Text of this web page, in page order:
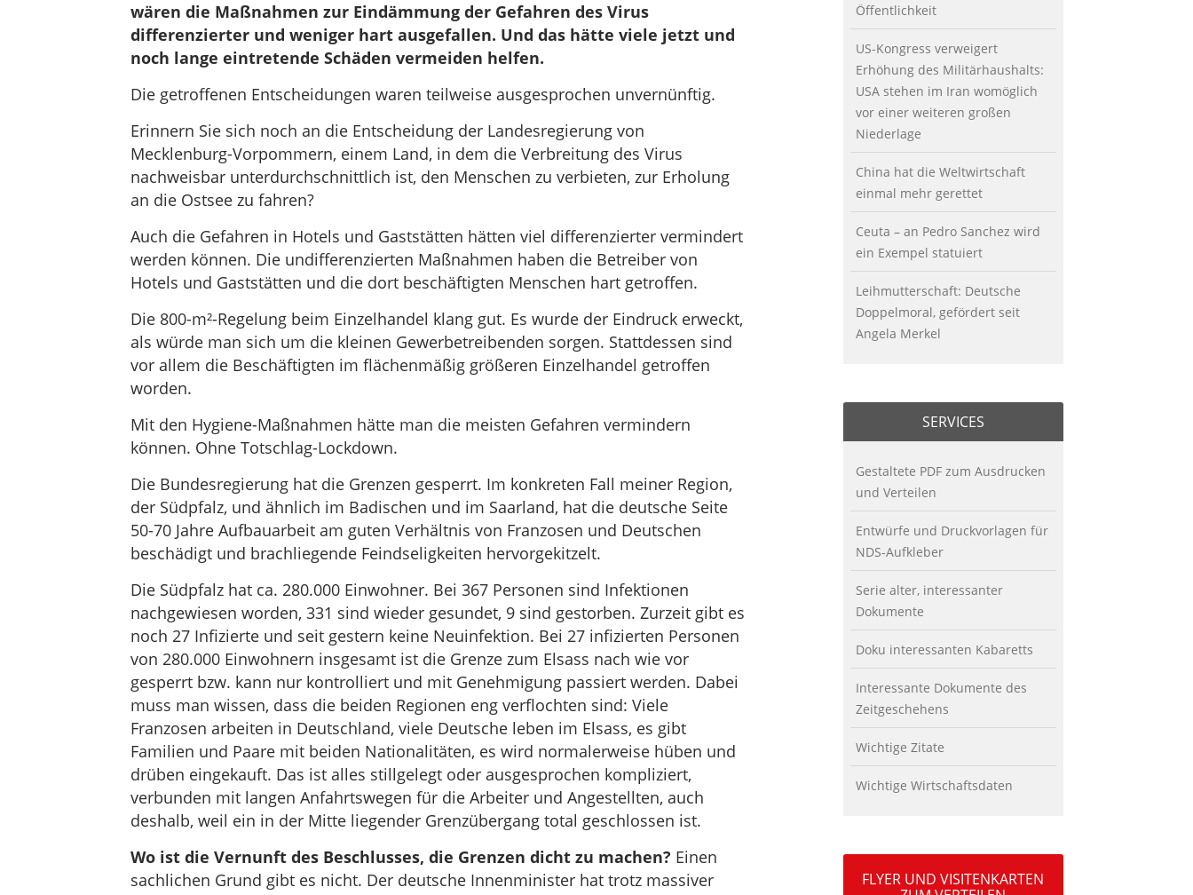
wären die Maßnahmen zur Eindämmung der Gefahren des Virus
differenzierter und weniger hart ausgefallen. Und das hätte viele jetzt und
noch lange eintretende Schäden vermeiden helfen.
Die getroffenen Entscheidungen waren teilweise ausgesprochen unvernünftig.
Erinnern Sie sich noch an die Entscheidung der Landesregierung von
Mecklenburg-Vorpommern, einem Land, in dem die Verbreitung des Virus
nachweisbar unterdurchschnittlich ist, den Menschen zu verbieten, zur Erholung
an die Ostsee zu fahren?
Auch die Gefahren in Hotels und Gaststätten hätten viel differenzierter vermindert
werden können. Die undifferenzierten Maßnahmen haben die Betreiber von
Hotels und Gaststätten und die dort beschäftigten Menschen hart getroffen.
Die 800-m²-Regelung beim Einzelhandel klang gut. Es wurde der Eindruck erweckt,
als würde man sich um die kleinen Gewerbetreibenden sorgen. Stattdessen sind
vor allem die Beschäftigten im flächenmäßig größeren Einzelhandel getroffen
worden.
Mit den Hygiene-Maßnahmen hätte man die meisten Gefahren vermindern
können. Ohne Totschlag-Lockdown.
Die Bundesregierung hat die Grenzen gesperrt. Im konkreten Fall meiner Region,
der Südpfalz, und ähnlich im Badischen und im Saarland, hat die deutsche Seite
50-70 Jahre Aufbauarbeit am guten Verhältnis von Franzosen und Deutschen
beschädigt und brachliegende Feindseligkeiten hervorgekitzelt.
Die Südpfalz hat ca. 280.000 Einwohner. Bei 367 Personen sind Infektionen
nachgewiesen worden, 331 sind wieder gesundet, 9 sind gestorben. Zurzeit gibt es
noch 27 Infizierte und seit gestern keine Neuinfektion. Bei 27 infizierten Personen
von 280.000 Einwohnern insgesamt ist die Grenze zum Elsass nach wie vor
gesperrt bzw. kann nur kontrolliert und mit Genehmigung passiert werden. Dabei
muss man wissen, dass die beiden Regionen eng verflochten sind: Viele
Franzosen arbeiten in Deutschland, viele Deutsche leben im Elsass, es gibt
Familien und Paare mit beiden Nationalitäten, es wird normalerweise hüben und
drüben eingekauft. Das ist alles stillgelegt oder ausgesprochen kompliziert,
verbunden mit langen Anfahrtswegen für die Arbeiter und Angestellten, auch
deshalb, weil ein in der Mitte liegender Grenzübergang total geschlossen ist.
Wo ist die Vernunft des Beschlusses, die Grenzen dicht zu machen? Einen
sachlichen Grund gibt es nicht. Der deutsche Innenminister hat trotz massiver
Öffentlichkeit
US-Kongress verweigert
Erhöhung des Militärhaushalts:
USA stehen im Iran womöglich
vor einer weiteren großen
Niederlage
China hat die Weltwirtschaft
einmal mehr gerettet
Ceuta – an Pedro Sanchez wird
ein Exempel statuiert
Leihmutterschaft: Deutsche
Doppelmoral, gefördert seit
Angela Merkel
SERVICES
Gestaltete PDF zum Ausdrucken
und Verteilen
Entwürfe und Druckvorlagen für
NDS-Aufkleber
Serie alter, interessanter
Dokumente
Doku interessanten Kabaretts
Interessante Dokumente des
Zeitgeschehens
Wichtige Zitate
Wichtige Wirtschaftsdaten
FLYER UND VISITENKARTEN